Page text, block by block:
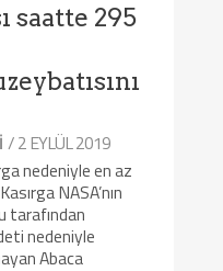
saatte 295
/ 2 EYLÜL 2019
nedeniyle en az
NASA’nın
tarafından
nedeniyle
Abaca